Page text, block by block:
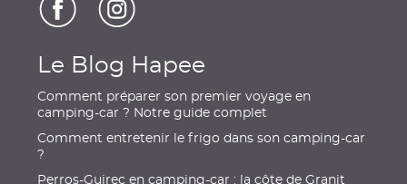
Le Blog Hapee
Comment préparer son premier voyage en
camping-car ? Notre guide complet
Comment entretenir le frigo dans son camping-car
?
Perros-Guirec en camping-car : la côte de Granit